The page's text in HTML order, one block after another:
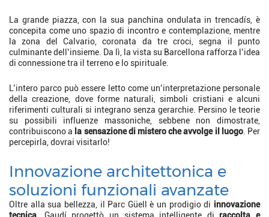
La grande piazza, con la sua panchina ondulata in trencadís, è
concepita come uno spazio di incontro e contemplazione, mentre
la zona del Calvario, coronata da tre croci, segna il punto
culminante dell’insieme. Da lì, la vista su Barcellona rafforza l’idea
di connessione tra il terreno e lo spirituale.
L’intero parco può essere letto come un’interpretazione personale
della creazione, dove forme naturali, simboli cristiani e alcuni
riferimenti culturali si integrano senza gerarchie. Persino le teorie
su possibili influenze massoniche, sebbene non dimostrate,
contribuiscono a la sensazione di mistero che avvolge il luogo. Per
percepirla, dovrai visitarlo!
Innovazione architettonica e
soluzioni funzionali avanzate
Oltre alla sua bellezza, il Parc Güell è un prodigio di innovazione